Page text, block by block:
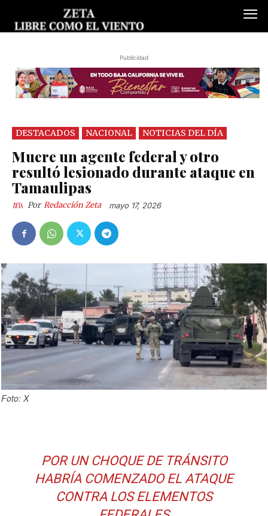
Publicidad
DESTACADOS NACIONAL NOTICIAS DEL DÍA
Muere un agente federal y otro
resultó lesionado durante ataque en
Tamaulipas
Por Redacción Zeta mayo 17, 2026
Foto: X
POR UN CHOQUE DE TRÁNSITO
HABRÍA COMENZADO EL ATAQUE
CONTRA LOS ELEMENTOS